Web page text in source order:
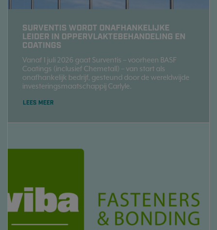
SURVENTIS WORDT ONAFHANKELIJKE
LEIDER IN OPPERVLAKTEBEHANDELING EN
COATINGS
Vanaf 1 juli 2026 gaat Surventis – voorheen BASF
Coatings (inclusief Chemetall) – van start als
onafhankelijk bedrijf, gesteund door de wereldwijde
investeringsmaatschappij Carlyle.
LEES MEER